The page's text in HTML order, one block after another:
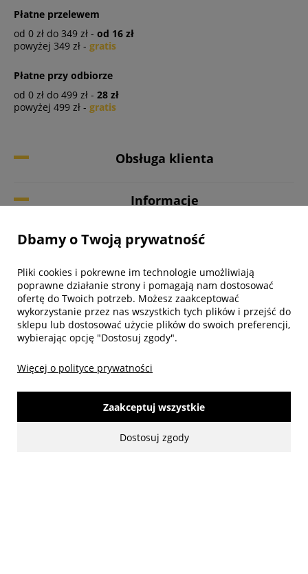
Płatne przelewem
od 0 zł do 349 zł - od 16 zł
powyżej 349 zł - gratis
Płatne przy odbiorze
od 0 zł do 499 zł - 28 zł
powyżej 499 zł - gratis
Obsługa klienta
Informacje
Twoje konto
Biuro obsługi klienta
Dbamy o Twoją prywatność
Pliki cookies i pokrewne im technologie umożliwiają
poprawne działanie strony i pomagają nam dostosować
ofertę do Twoich potrzeb. Możesz zaakceptować
wykorzystanie przez nas wszystkich tych plików i przejść do
sklepu lub dostosować użycie plików do swoich preferencji,
wybierając opcję "Dostosuj zgody".
Więcej o polityce prywatności
Dostosuj zgody
Zaakceptuj wszystkie